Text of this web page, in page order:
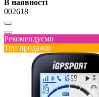
В наявності
002618
Рекомендуємо
Топ продажів